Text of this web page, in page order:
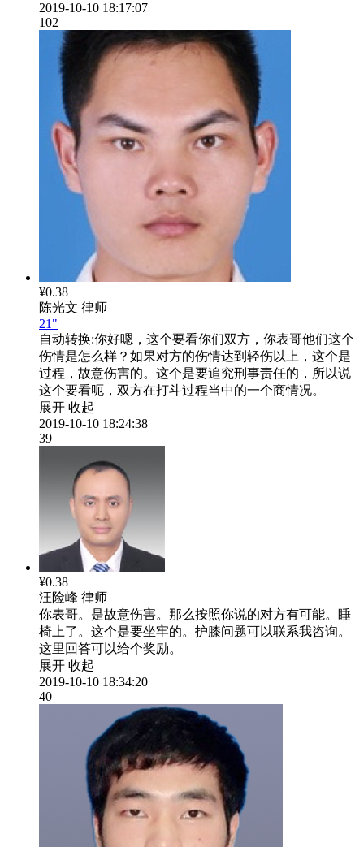
2019-10-10 18:17:07
102
¥0.38
陈光文 律师
21"
自动转换:你好嗯，这个要看你们双方，你表哥他们这个
伤情是怎么样？如果对方的伤情达到轻伤以上，这个是
过程，故意伤害的。这个是要追究刑事责任的，所以说
这个要看呃，双方在打斗过程当中的一个商情况。
展开 收起
2019-10-10 18:24:38
39
¥0.38
汪险峰 律师
你表哥。是故意伤害。那么按照你说的对方有可能。睡
椅上了。这个是要坐牢的。护膝问题可以联系我咨询。
这里回答可以给个奖励。
展开 收起
2019-10-10 18:34:20
40